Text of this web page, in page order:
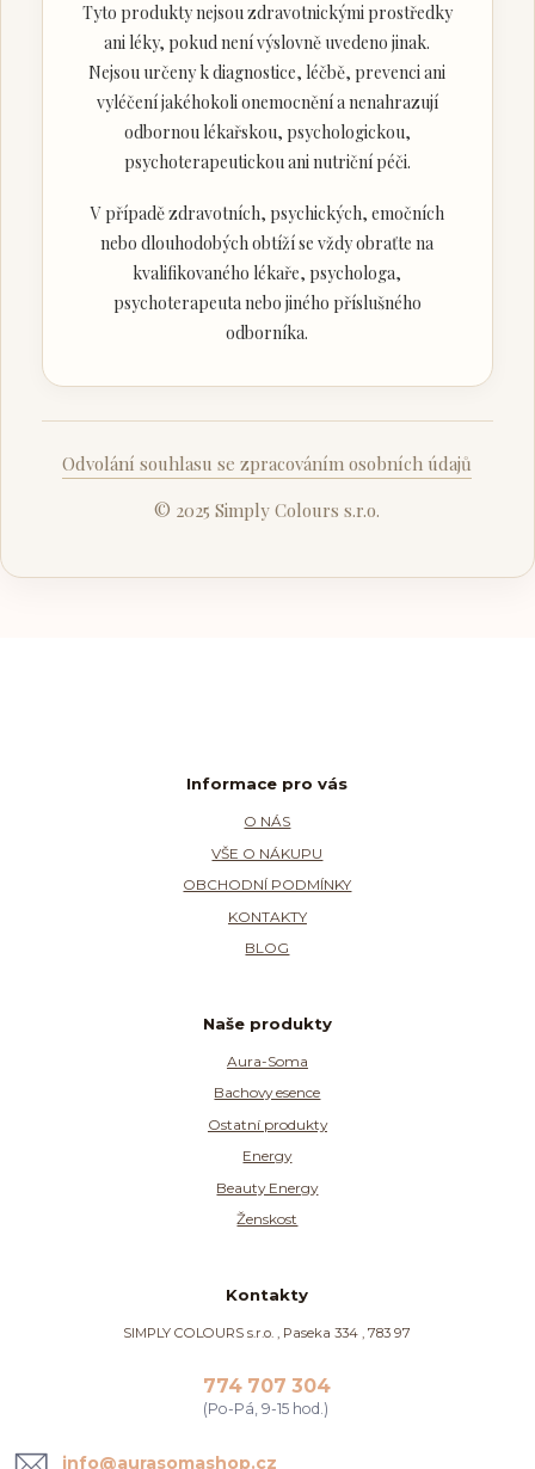
Tyto produkty nejsou zdravotnickými prostředky
ani léky, pokud není výslovně uvedeno jinak.
Nejsou určeny k diagnostice, léčbě, prevenci ani
vyléčení jakéhokoli onemocnění a nenahrazují
odbornou lékařskou, psychologickou,
psychoterapeutickou ani nutriční péči.
V případě zdravotních, psychických, emočních
nebo dlouhodobých obtíží se vždy obraťte na
kvalifikovaného lékaře, psychologa,
psychoterapeuta nebo jiného příslušného
odborníka.
Odvolání souhlasu se zpracováním osobních údajů
© 2025 Simply Colours s.r.o.
Informace pro vás
O NÁS
VŠE O NÁKUPU
OBCHODNÍ PODMÍNKY
KONTAKTY
BLOG
Naše produkty
Aura-Soma
Bachovy esence
Ostatní produkty
Energy
Beauty Energy
Ženskost
Kontakty
SIMPLY COLOURS s.r.o. , Paseka 334 , 783 97
774 707 304
(Po-Pá, 9-15 hod.)
info@aurasomashop.cz